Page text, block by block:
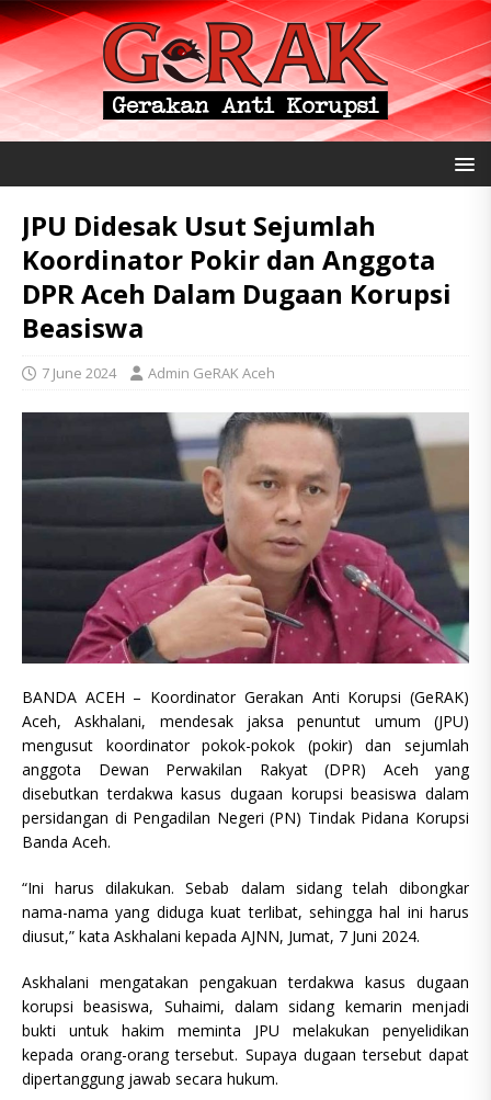
JPU Didesak Usut Sejumlah
Koordinator Pokir dan Anggota
DPR Aceh Dalam Dugaan Korupsi
Beasiswa
7 June 2024 Admin GeRAK Aceh
BANDA ACEH – Koordinator Gerakan Anti Korupsi (GeRAK)
Aceh, Askhalani, mendesak jaksa penuntut umum (JPU)
mengusut koordinator pokok-pokok (pokir) dan sejumlah
anggota Dewan Perwakilan Rakyat (DPR) Aceh yang
disebutkan terdakwa kasus dugaan korupsi beasiswa dalam
persidangan di Pengadilan Negeri (PN) Tindak Pidana Korupsi
Banda Aceh.
“Ini harus dilakukan. Sebab dalam sidang telah dibongkar
nama-nama yang diduga kuat terlibat, sehingga hal ini harus
diusut,” kata Askhalani kepada AJNN, Jumat, 7 Juni 2024.
Askhalani mengatakan pengakuan terdakwa kasus dugaan
korupsi beasiswa, Suhaimi, dalam sidang kemarin menjadi
bukti untuk hakim meminta JPU melakukan penyelidikan
kepada orang-orang tersebut. Supaya dugaan tersebut dapat
dipertanggung jawab secara hukum.